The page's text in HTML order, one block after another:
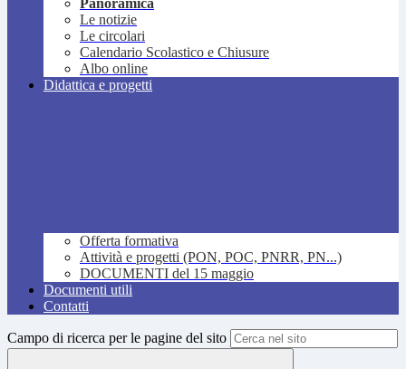
Panoramica
Le notizie
Le circolari
Calendario Scolastico e Chiusure
Albo online
Didattica e progetti
Offerta formativa
Attività e progetti (PON, POC, PNRR, PN...)
DOCUMENTI del 15 maggio
Documenti utili
Contatti
Campo di ricerca per le pagine del sito